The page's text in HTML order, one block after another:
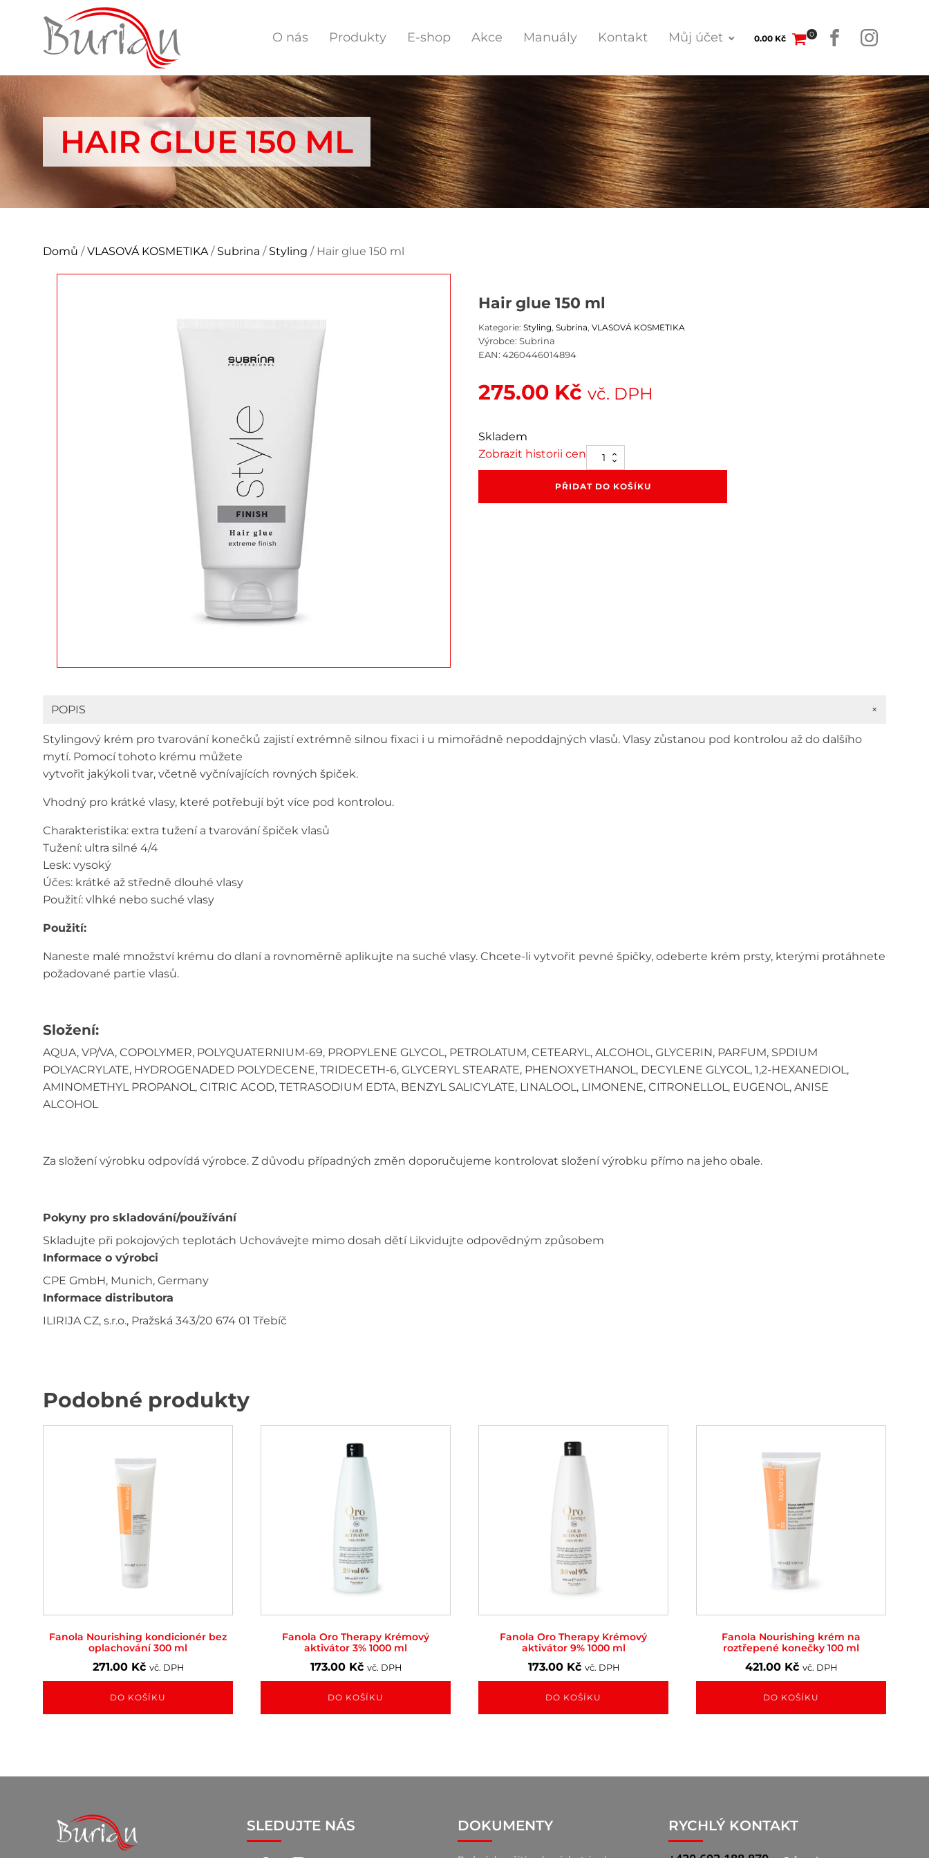
O nás Produkty E-shop Akce Manuály Kontakt Můj účet 0.00 Kč 0
HAIR GLUE 150 ML
Domů /VLASOVÁ KOSMETIKA / Subrina / Styling / Hair glue 150 ml
Hair glue 150 ml
Kategorie: Styling Subrina VLASOVÁ KOSMETIKA
Výrobce: Subrina
EAN: 4260446014894
275.00 Kč vč. DPH
Skladem
Zobrazit historii cen Hair
glue
150
PŘIDAT DO KOŠÍKU
POPIS +
Stylingový krém pro tvarování konečků zajistí extrémně silnou fixaci i u mimořádně nepoddajných vlasů. Vlasy zůstanou pod kontrolou až do dalšího
mytí. Pomocí tohoto krému můžete
vytvořit jakýkoli tvar, včetně vyčnívajících rovných špiček.
Vhodný pro krátké vlasy, které potřebují být více pod kontrolou.
Charakteristika: extra tužení a tvarování špiček vlasů
Tužení: ultra silné 4/4
Lesk: vysoký
Účes: krátké až středně dlouhé vlasy
Použití: vlhké nebo suché vlasy
Použití:
Naneste malé množství krému do dlaní a rovnoměrně aplikujte na suché vlasy. Chcete-li vytvořit pevné špičky, odeberte krém prsty, kterými protáhnete
požadované partie vlasů.
Složení:
AQUA, VP/VA, COPOLYMER, POLYQUATERNIUM-69, PROPYLENE GLYCOL, PETROLATUM, CETEARYL, ALCOHOL, GLYCERIN, PARFUM, SPDIUM
POLYACRYLATE, HYDROGENADED POLYDECENE, TRIDECETH-6, GLYCERYL STEARATE, PHENOXYETHANOL, DECYLENE GLYCOL, 1,2-HEXANEDIOL,
AMINOMETHYL PROPANOL, CITRIC ACOD, TETRASODIUM EDTA, BENZYL SALICYLATE, LINALOOL, LIMONENE, CITRONELLOL, EUGENOL, ANISE
ALCOHOL
Za složení výrobku odpovídá výrobce. Z důvodu případných změn doporučujeme kontrolovat složení výrobku přímo na jeho obale.
Pokyny pro skladování/používání
Skladujte při pokojových teplotách Uchovávejte mimo dosah dětí Likvidujte odpovědným způsobem
Informace o výrobci
CPE GmbH, Munich, Germany
Informace distributora
ILIRIJA CZ, s.r.o., Pražská 343/20 674 01 Třebíč
Podobné produkty
Fanola Nourishing kondicionér bez
oplachování 300 ml
271.00 Kč vč. DPH
DO KOŠÍKU
Fanola Oro Therapy Krémový
aktivátor 3% 1000 ml
173.00 Kč vč. DPH
DO KOŠÍKU
Fanola Oro Therapy Krémový
aktivátor 9% 1000 ml
173.00 Kč vč. DPH
DO KOŠÍKU
Fanola Nourishing krém na
roztřepené konečky 100 ml
421.00 Kč vč. DPH
DO KOŠÍKU
SLEDUJTE NÁS DOKUMENTY
RYCHLÝ KONTAKT